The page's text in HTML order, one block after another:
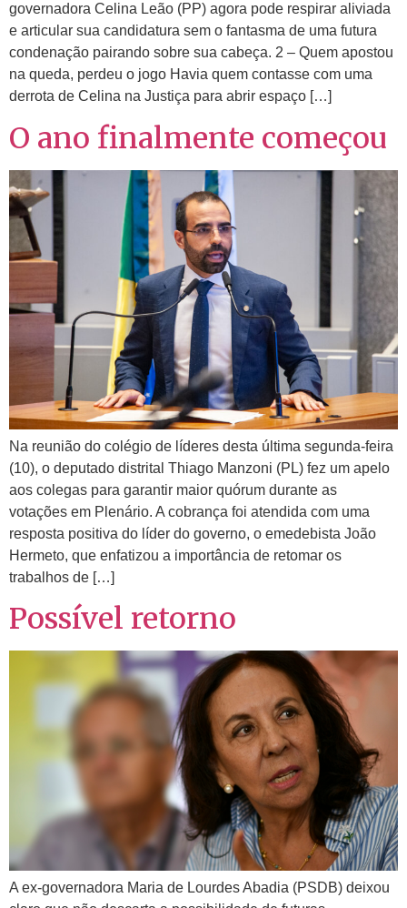
governadora Celina Leão (PP) agora pode respirar aliviada
e articular sua candidatura sem o fantasma de uma futura
condenação pairando sobre sua cabeça. 2 – Quem apostou
na queda, perdeu o jogo Havia quem contasse com uma
derrota de Celina na Justiça para abrir espaço […]
O ano finalmente começou
Na reunião do colégio de líderes desta última segunda-feira
(10), o deputado distrital Thiago Manzoni (PL) fez um apelo
aos colegas para garantir maior quórum durante as
votações em Plenário. A cobrança foi atendida com uma
resposta positiva do líder do governo, o emedebista João
Hermeto, que enfatizou a importância de retomar os
trabalhos de […]
Possível retorno
A ex-governadora Maria de Lourdes Abadia (PSDB) deixou